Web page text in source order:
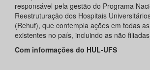
responsável pela gestão do Programa
Reestruturação dos Hospitais
(Rehuf), que contempla ações em todas
existentes no país, incluindo as não
Com informações do HUL-UFS